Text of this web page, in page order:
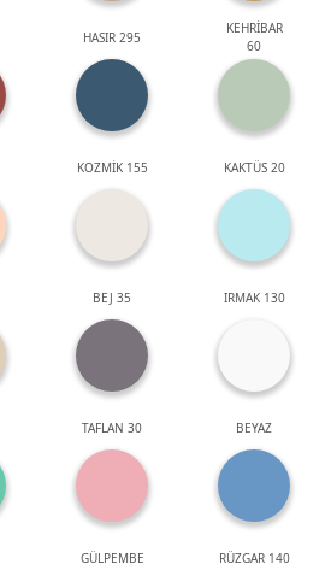
HASIR 295
KEHRİBAR
60
KOZMİK 155 KAKTÜS 20
BEJ 35 IRMAK 130
TAFLAN 30 BEYAZ
GÜLPEMBE RÜZGAR 140